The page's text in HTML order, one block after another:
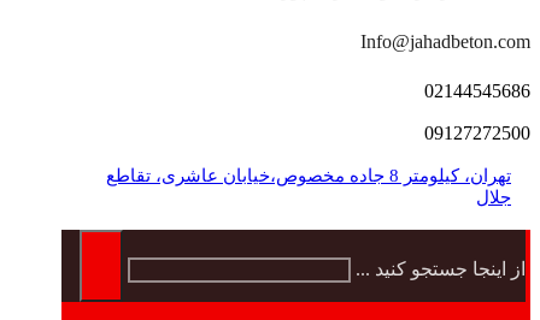
Info@jahadbeton.com
02144545686
09127272500
تهران، کیلومتر 8 جاده مخصوص،خیابان عاشری، تقاطع
جلال
از اینجا جستجو کنید ...